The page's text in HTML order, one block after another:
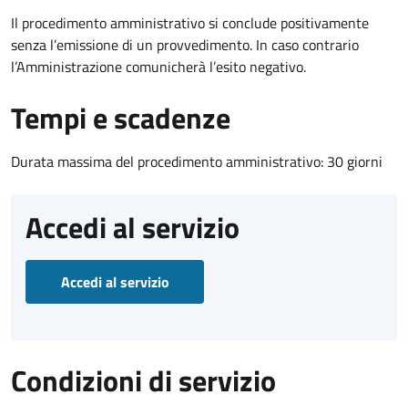
Il procedimento amministrativo si conclude positivamente
senza l’emissione di un provvedimento. In caso contrario
l’Amministrazione comunicherà l’esito negativo.
Tempi e scadenze
Durata massima del procedimento amministrativo: 30 giorni
Accedi al servizio
Accedi al servizio
Condizioni di servizio